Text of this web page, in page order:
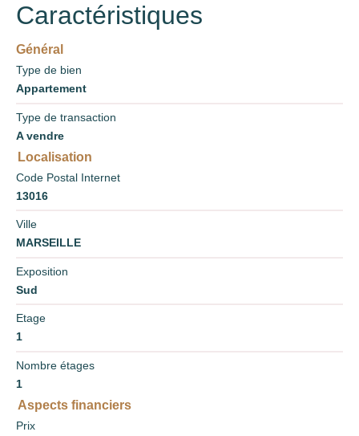
Caractéristiques
Général
Type de bien
Appartement
Type de transaction
A vendre
Localisation
Code Postal Internet
13016
Ville
MARSEILLE
Exposition
Sud
Etage
1
Nombre étages
1
Aspects financiers
Prix